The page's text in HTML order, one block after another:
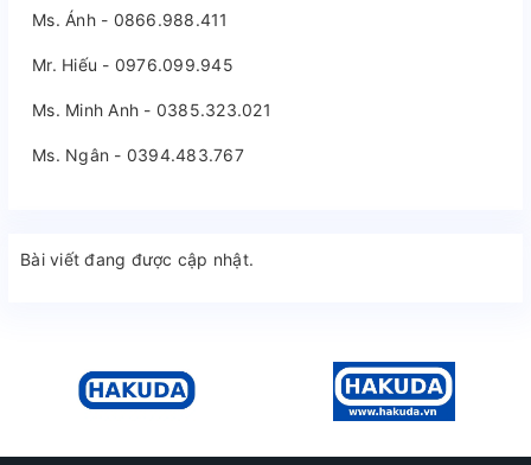
Ms. Ánh - 0866.988.411
Mr. Hiếu - 0976.099.945
Ms. Minh Anh - 0385.323.021
Ms. Ngân - 0394.483.767
Bài viết đang được cập nhật.